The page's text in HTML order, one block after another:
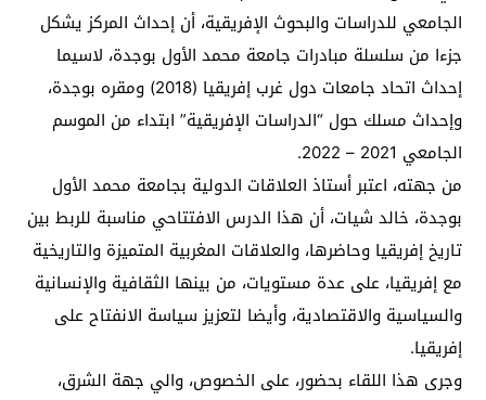
الجامعي للدراسات والبحوث الإفريقية، أن إحداث المركز يشكل
جزءا من سلسلة مبادرات جامعة محمد الأول بوجدة، لاسيما
إحداث اتحاد جامعات دول غرب إفريقيا (2018) ومقره بوجدة،
وإحداث مسلك حول “الدراسات الإفريقية” ابتداء من الموسم
الجامعي 2021 – 2022.
من جهته، اعتبر أستاذ العلاقات الدولية بجامعة محمد الأول
بوجدة، خالد شيات، أن هذا الدرس الافتتاحي مناسبة للربط بين
تاريخ إفريقيا وحاضرها، والعلاقات المغربية المتميزة والتاريخية
مع إفريقيا، على عدة مستويات، من بينها الثقافية والإنسانية
والسياسية والاقتصادية، وأيضا لتعزيز سياسة الانفتاح على
إفريقيا.
وجرى هذا اللقاء بحضور، على الخصوص، والي جهة الشرق،